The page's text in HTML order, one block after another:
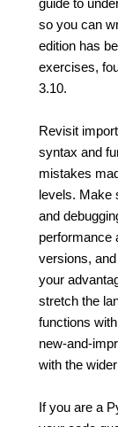
guide to
so you can
edition has
exercises,
3.10.
Revisit
syntax and
mistakes
levels. Make
and
performance
versions,
your
stretch the
functions
new-and-
with the
If you are a